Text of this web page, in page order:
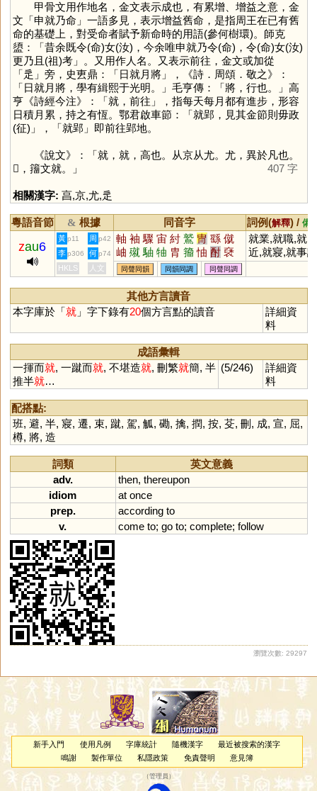
甲骨文用作地名，金文表示成也，有累增、增益之意，金
文「申就乃命」一語多見，表示增益舊命，是指周王在已有舊
命的基礎上，對受命者賦予新命時的用語(參何樹環)。師克
盨：「昔余既令(命)女(汝)，今余唯申就乃令(命)，令(命)女(汝)
更乃且(祖)考」。又用作人名。又表示前往，金文或加從
「辵 」旁，史叀鼎：「日就月將」，《詩．周頌．敬之》：
「日就月將，學有緝熙于光明。」毛亨傳：「將，行也。」高
亨《詩經今注》：「就，前往」，指每天每月都有進步，形容
日積月累，持之有恆。鄂君啟車節：「就郢，見其金節則毋政
(征)」，「就郢」即前往郢地。
《說文》：「就，就，高也。从京从尤。尤，異於凡也。
𡰜，籒文就。」
407 字
相關漢字: 亯,京,尤,辵
粵語音節 & 根據 同音字 詞例(解釋) / 備
zau6
黃 p11 周 p42 軸 袖 驟 宙 紂 鷲 冑 繇 僦
岫 殧 駎 牰 胄 籀 怞 酎 褎
僽 鮦 鯫
就業,就職,就
近,就寢,就事論
事,就範,就地取
材,成就,就教,
避重就輕,半推
半就
李 p306 何 p74
HKLS 人文 同聲同韻 同韻同調 同聲同調
其他方言讀音
本字庫於「就」字下錄有20個方言點的讀音
詳細資
料
成語彙輯
一揮而就, 一蹴而就, 不堪造就, 刪繁就簡, 半
推半就…
(5/246)
詳細資
料
配搭點:
班, 避, 半, 寢, 遷, 束, 蹴, 駕, 觚, 磡, 擒, 撋, 按, 芟, 刪 , 成, 宣, 屈,
樽, 將, 造
詞類
英文意義
adv.
then, thereupon
idiom
at once
prep.
according to
v.
come to; go to; complete; follow
瀏覽次數: 29297
新手入門 使用凡例 字庫統計 隨機漢字
最近被搜索的漢字
鳴謝
製作單位 私隱政策 免責聲明 意見簿
（管理員 ）